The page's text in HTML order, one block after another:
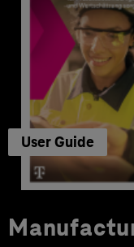
User Guide